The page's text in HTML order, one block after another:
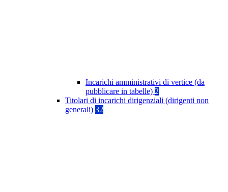
Incarichi amministrativi di vertice (da
pubblicare in tabelle) 2
Titolari di incarichi dirigenziali (dirigenti non
generali) 32